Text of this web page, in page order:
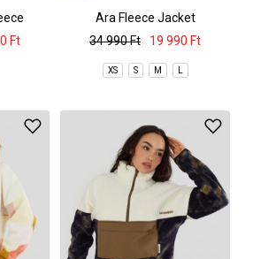
Ft
Ara Fleece Jacket
34 990 Ft
19 990 Ft
XS S M L